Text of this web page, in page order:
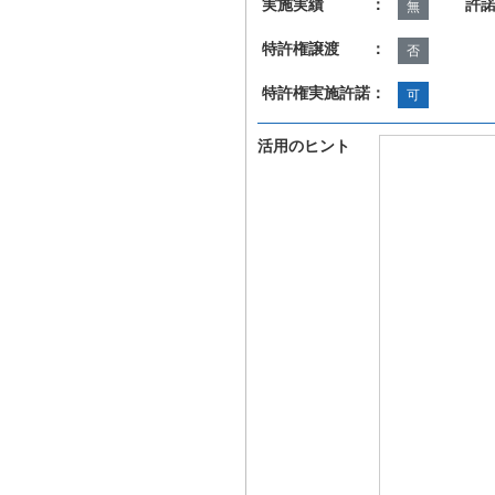
実施実績 ： 無 許
特許権譲渡 ： 否
特許権実施許諾： 可
活用のヒント